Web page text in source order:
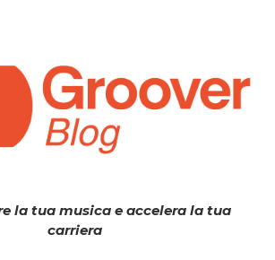
la tua musica e accelera la tua
carriera